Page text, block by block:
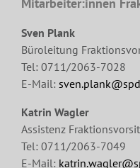
Sven Plank
Büroleitung
Tel: 0711/2063-7028
E-Mail:
Katrin Wagler
Assistenz
Tel: 0711/2063-7049
E-Mail: